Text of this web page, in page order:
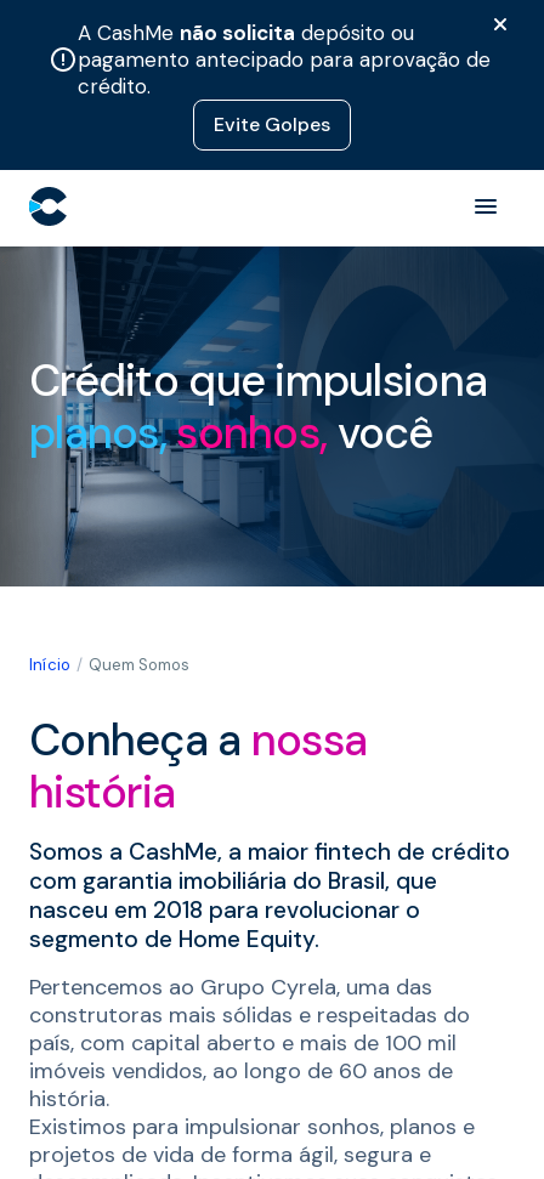
A CashMe não solicita depósito ou
pagamento antecipado para aprovação de
crédito.
Evite Golpes
Crédito que impulsiona
planos,sonhos, você
Início Quem Somos
Conheça a nossa
história
Somos a CashMe, a maior fintech de crédito
com garantia imobiliária do Brasil, que
nasceu em 2018 para revolucionar o
segmento de Home Equity.
Pertencemos ao Grupo Cyrela, uma das
construtoras mais sólidas e respeitadas do
país, com capital aberto e mais de 100 mil
imóveis vendidos, ao longo de 60 anos de
história.
Existimos para impulsionar sonhos, planos e
projetos de vida de forma ágil, segura e